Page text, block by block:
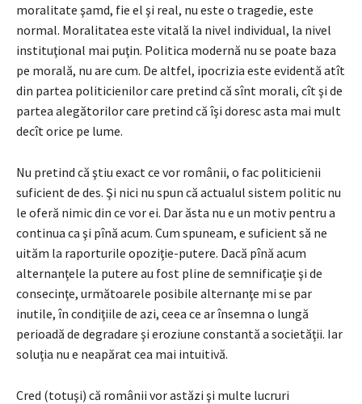
moralitate şamd, fie el şi real, nu este o tragedie, este
normal. Moralitatea este vitală la nivel individual, la nivel
instituţional mai puţin. Politica modernă nu se poate baza
pe morală, nu are cum. De altfel, ipocrizia este evidentă atît
din partea politicienilor care pretind că sînt morali, cît şi de
partea alegătorilor care pretind că îşi doresc asta mai mult
decît orice pe lume.
Nu pretind că ştiu exact ce vor românii, o fac politicienii
suficient de des. Şi nici nu spun că actualul sistem politic nu
le oferă nimic din ce vor ei. Dar ăsta nu e un motiv pentru a
continua ca şi pînă acum. Cum spuneam, e suficient să ne
uităm la raporturile opoziţie-putere. Dacă pînă acum
alternanţele la putere au fost pline de semnificaţie şi de
consecinţe, următoarele posibile alternanţe mi se par
inutile, în condiţiile de azi, ceea ce ar însemna o lungă
perioadă de degradare şi eroziune constantă a societăţii. Iar
soluţia nu e neapărat cea mai intuitivă.
Cred (totuşi) că românii vor astăzi şi multe lucruri